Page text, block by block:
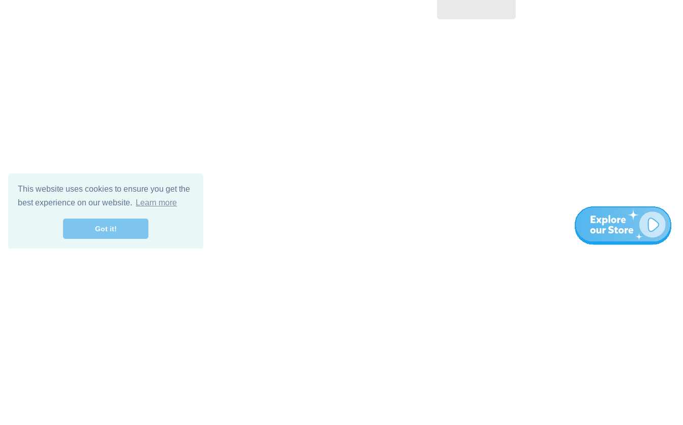
This website uses cookies to ensure you get the
best experience on our website.
Learn more
Got it!